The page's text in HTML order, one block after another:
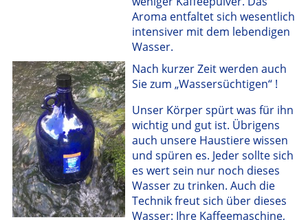
Aroma entfaltet sich wesentlich
intensiver mit dem lebendigen
Wasser.
Nach kurzer Zeit werden auch
Sie zum „Wassersüchtigen“ !
Unser Körper spürt was für ihn
wichtig und gut ist. Übrigens
auch unsere Haustiere wissen
und spüren es. Jeder sollte sich
es wert sein nur noch dieses
Wasser zu trinken. Auch die
Technik freut sich über dieses
Wasser: Ihre Kaffeemaschine,